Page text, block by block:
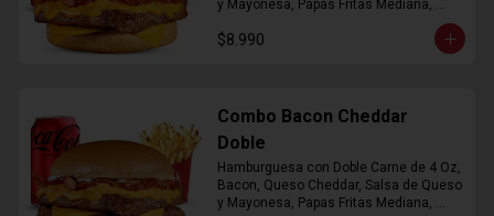
y Mayonesa, Papas Fritas Mediana,
$8.990
Combo Bacon Cheddar
Doble
Hamburguesa con Doble Carne de 4 Oz,
Bacon, Queso Cheddar, Salsa de Queso
y Mayonesa, Papas Fritas Mediana,